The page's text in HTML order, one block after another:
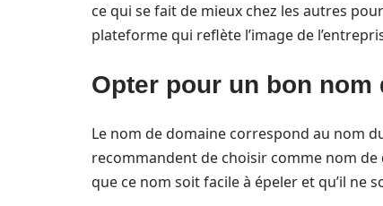
ce qui se fait de mieux chez les autres
plateforme qui reflète l’image de
Opter pour un bon nom
Le nom de domaine correspond au nom
recommandent de choisir comme nom de
que ce nom soit facile à épeler et qu’il ne